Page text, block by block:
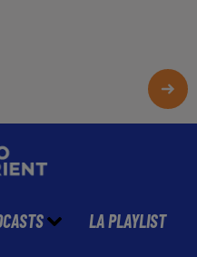
LA PLAYLIST